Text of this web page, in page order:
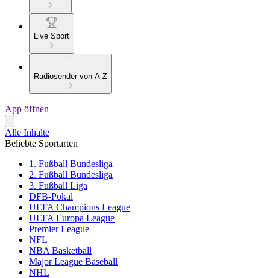
Live Sport
Radiosender von A-Z
App öffnen
Alle Inhalte
Beliebte Sportarten
1. Fußball Bundesliga
2. Fußball Bundesliga
3. Fußball Liga
DFB-Pokal
UEFA Champions League
UEFA Europa League
Premier League
NFL
NBA Basketball
Major League Baseball
NHL